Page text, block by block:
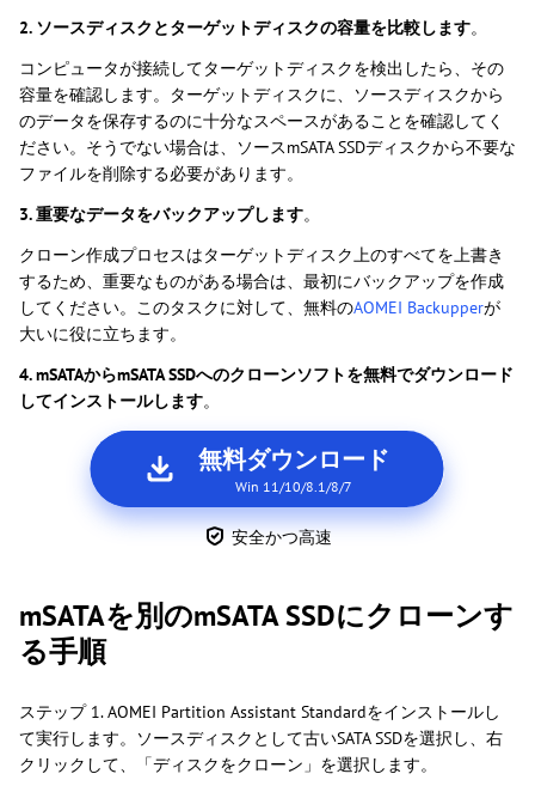
2. ソースディスクとターゲットディスクの容量を比較します。
コンピュータが接続してターゲットディスクを検出したら、その
容量を確認します。ターゲットディスクに、ソースディスクから
のデータを保存するのに十分なスペースがあることを確認してく
ださい。そうでない場合は、ソースmSATA SSDディスクから不要な
ファイルを削除する必要があります。
3. 重要なデータをバックアップします。
クローン作成プロセスはターゲットディスク上のすべてを上書き
するため、重要なものがある場合は、最初にバックアップを作成
してください。このタスクに対して、無料のAOMEI Backupperが
大いに役に立ちます。
4. mSATAからmSATA SSDへのクローンソフトを無料でダウンロード
してインストールします。
無料ダウンロード
Win 11/10/8.1/8/7
安全かつ高速
mSATAを別のmSATA SSDにクローンす
る手順
ステップ 1. AOMEI Partition Assistant Standardをインストールし
て実行します。ソースディスクとして古いSATA SSDを選択し、右
クリックして、「ディスクをクローン」を選択します。